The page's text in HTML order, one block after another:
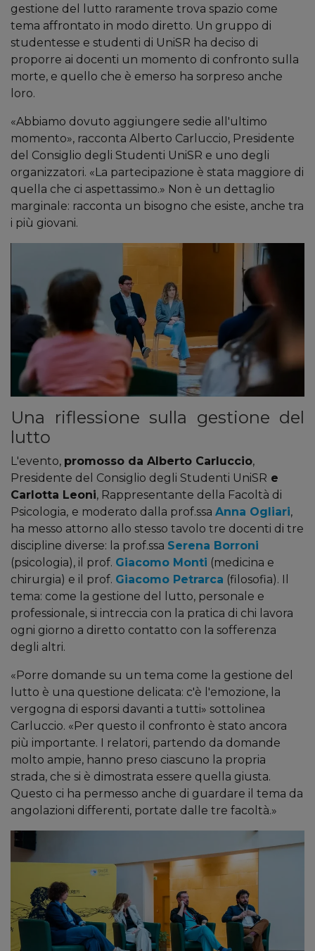
gestione del lutto raramente trova spazio come
tema affrontato in modo diretto. Un gruppo di
studentesse e studenti di UniSR ha deciso di
proporre ai docenti un momento di confronto sulla
morte, e quello che è emerso ha sorpreso anche
loro.
«Abbiamo dovuto aggiungere sedie all'ultimo
momento», racconta Alberto Carluccio, Presidente
del Consiglio degli Studenti UniSR e uno degli
organizzatori. «La partecipazione è stata maggiore di
quella che ci aspettassimo.» Non è un dettaglio
marginale: racconta un bisogno che esiste, anche tra
i più giovani.
Una riflessione sulla gestione del
lutto
L'evento, promosso da Alberto Carluccio,
Presidente del Consiglio degli Studenti UniSR e
Carlotta Leoni, Rappresentante della Facoltà di
Psicologia, e moderato dalla prof.ssa Anna Ogliari,
ha messo attorno allo stesso tavolo tre docenti di tre
discipline diverse: la prof.ssa Serena Borroni
(psicologia), il prof. Giacomo Monti (medicina e
chirurgia) e il prof. Giacomo Petrarca (filosofia). Il
tema: come la gestione del lutto, personale e
professionale, si intreccia con la pratica di chi lavora
ogni giorno a diretto contatto con la sofferenza
degli altri.
«Porre domande su un tema come la gestione del
lutto è una questione delicata: c'è l'emozione, la
vergogna di esporsi davanti a tutti» sottolinea
Carluccio. «Per questo il confronto è stato ancora
più importante. I relatori, partendo da domande
molto ampie, hanno preso ciascuno la propria
strada, che si è dimostrata essere quella giusta.
Questo ci ha permesso anche di guardare il tema da
angolazioni differenti, portate dalle tre facoltà.»